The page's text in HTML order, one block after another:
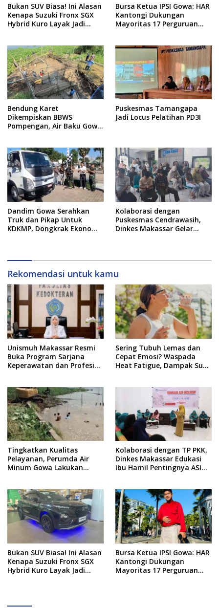
Bukan SUV Biasa! Ini Alasan
Kenapa Suzuki Fronx SGX
Hybrid Kuro Layak Jadi
Bursa Ketua IPSI Gowa: HAR
Kantongi Dukungan
Mayoritas 17 Perguruan
Bendung Karet
Dikempiskan BBWS
Pompengan, Air Baku Gowa
Puskesmas Tamangapa
Jadi Locus Pelatihan PD3I
Dandim Gowa Serahkan
Truk dan Pikap Untuk
KDKMP, Dongkrak Ekonomi
Kolaborasi dengan
Puskesmas Cendrawasih,
Dinkes Makassar Gelar
Rekomendasi untuk kamu
Unismuh Makassar Resmi
Buka Program Sarjana
Keperawatan dan Profesi
Sering Tubuh Lemas dan
Cepat Emosi? Waspada
Heat Fatigue, Dampak Suhu
Tingkatkan Kualitas
Pelayanan, Perumda Air
Minum Gowa Lakukan
Kolaborasi dengan TP PKK,
Dinkes Makassar Edukasi
Ibu Hamil Pentingnya ASI
Bukan SUV Biasa! Ini Alasan
Kenapa Suzuki Fronx SGX
Hybrid Kuro Layak Jadi
Bursa Ketua IPSI Gowa: HAR
Kantongi Dukungan
Mayoritas 17 Perguruan